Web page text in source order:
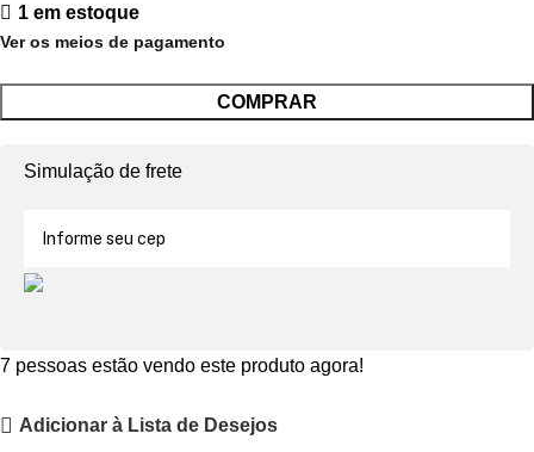
1 em estoque
Ver os meios de pagamento
COMPRAR
Simulação de frete
7 pessoas estão vendo este produto agora!
Adicionar à Lista de Desejos